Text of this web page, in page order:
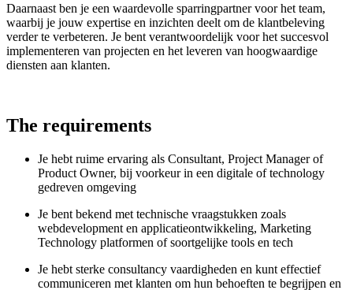
Daarnaast ben je een waardevolle sparringpartner voor het team,
waarbij je jouw expertise en inzichten deelt om de klantbeleving
verder te verbeteren. Je bent verantwoordelijk voor het succesvol
implementeren van projecten en het leveren van hoogwaardige
diensten aan klanten.
The requirements
Je hebt ruime ervaring als Consultant, Project Manager of
Product Owner, bij voorkeur in een digitale of technology
gedreven omgeving
Je bent bekend met technische vraagstukken zoals
webdevelopment en applicatieontwikkeling, Marketing
Technology platformen of soortgelijke tools en tech
Je hebt sterke consultancy vaardigheden en kunt effectief
communiceren met klanten om hun behoeften te begrijpen en